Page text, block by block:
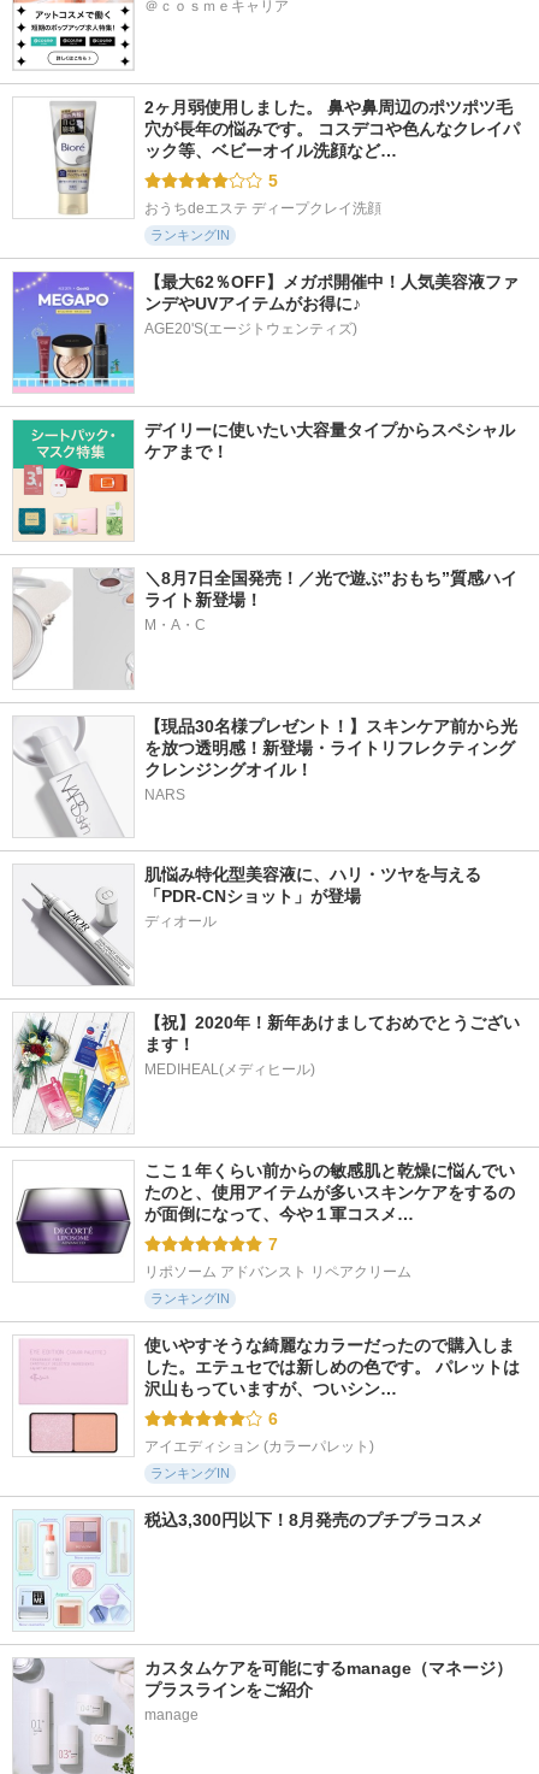
＠ｃｏｓｍｅキャリア
2ヶ月弱使用しました。 鼻や鼻周辺のポツポツ毛
穴が長年の悩みです。 コスデコや色んなクレイパ
ック等、ベビーオイル洗顔など…
5
おうちdeエステ ディープクレイ洗顔
ランキングIN
【最大62％OFF】メガポ開催中！人気美容液ファ
ンデやUVアイテムがお得に♪
AGE20'S(エージトウェンティズ)
デイリーに使いたい大容量タイプからスペシャル
ケアまで！
＼8月7日全国発売！／光で遊ぶ”おもち”質感ハイ
ライト新登場！
M・A・C
【現品30名様プレゼント！】スキンケア前から光
を放つ透明感！新登場・ライトリフレクティング
クレンジングオイル！
NARS
肌悩み特化型美容液に、ハリ・ツヤを与える
「PDR-CNショット」が登場
【祝】2020年！新年あけましておめでとうござい
ます！
MEDIHEAL(メディヒール)
ここ１年くらい前からの敏感肌と乾燥に悩んでい
たのと、使用アイテムが多いスキンケアをするの
が面倒になって、今や１軍コスメ…
7
リポソーム アドバンスト リペアクリーム
ランキングIN
使いやすそうな綺麗なカラーだったので購入しま
した。エテュセでは新しめの色です。 パレットは
沢山もっていますが、ついシン…
6
アイエディション (カラーパレット)
ランキングIN
税込3,300円以下！8月発売のプチプラコスメ
カスタムケアを可能にするmanage（マネージ）
プラスラインをご紹介
manage